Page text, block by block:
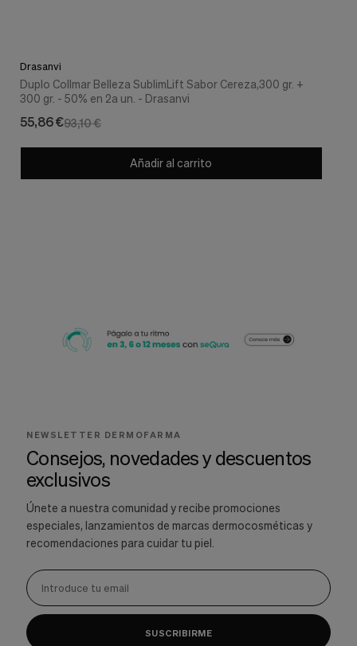
Drasanvi
Duplo Collmar Belleza SublimLift Sabor Cereza,300 gr. +
300 gr. - 50% en 2a un. - Drasanvi
93,10 €
55,86 €
Añadir al carrito
NEWSLETTER DERMOFARMA
Consejos, novedades y descuentos
exclusivos
Únete a nuestra comunidad y recibe promociones
especiales, lanzamientos de marcas dermocosméticas y
recomendaciones para cuidar tu piel.
SUSCRIBIRME